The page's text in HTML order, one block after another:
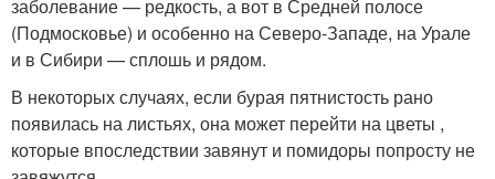
заболевание — редкость, а вот в Средней полосе
(Подмосковье) и особенно на Северо-Западе, на Урале
и в Сибири — сплошь и рядом.
В некоторых случаях, если бурая пятнистость рано
появилась на листьях, она может перейти на цветы ,
которые впоследствии завянут и помидоры попросту не